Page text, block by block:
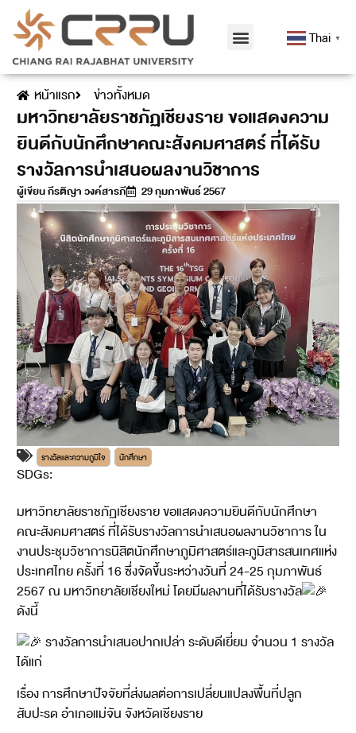
Thai ▼
หน้าแรก ข่าวทั้งหมด
มหาวิทยาลัยราชภัฏเชียงราย ขอแสดงความ
ยินดีกับนักศึกษาคณะสังคมศาสตร์ ที่ได้รับ
รางวัลการนำเสนอผลงานวิชาการ
ผู้เขียนกีรติญา วงค์สารภี 29 กุมภาพันธ์ 2567
รางวัลและความภูมิใจ นักศึกษา
SDGs:
มหาวิทยาลัยราชภัฏเชียงราย ขอแสดงความยินดีกับนักศึกษา
คณะสังคมศาสตร์ ที่ได้รับรางวัลการนำเสนอผลงานวิชาการ ใน
งานประชุมวิชาการนิสิตนักศึกษาภูมิศาสตร์และภูมิสารสนเทศแห่ง
ประเทศไทย ครั้งที่ 16 ซึ่งจัดขึ้นระหว่างวันที่ 24-25 กุมภาพันธ์
2567 ณ มหาวิทยาลัยเชียงใหม่ โดยมีผลงานที่ได้รับรางวัล
ดังนี้
รางวัลการนำเสนอปากเปล่า ระดับดีเยี่ยม จำนวน 1 รางวัล
ได้แก่
เรื่อง การศึกษาปัจจัยที่ส่งผลต่อการเปลี่ยนแปลงพื้นที่ปลูก
สับปะรด อำเภอแม่จัน จังหวัดเชียงราย